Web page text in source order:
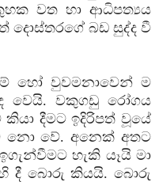
වත හා ආධිපත්‍යය
දොස්‌තරගේ බඩ සුද්ද වී
හෝ වුවමනාවෙන් ම
වෙයි. වකුගඩු රෝගය
දීමට ඉදිරිපත් වූයේ
නො වේ. අනෙක්‌ අතට
හැකි යෑයි මා
දී බොරු කියයි. බොරු